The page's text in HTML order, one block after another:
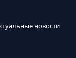
новости